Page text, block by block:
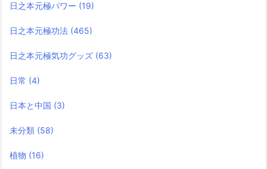
日之本元極パワー (19)
日之本元極功法 (465)
日之本元極気功グッズ (63)
日常 (4)
日本と中国 (3)
未分類 (58)
植物 (16)